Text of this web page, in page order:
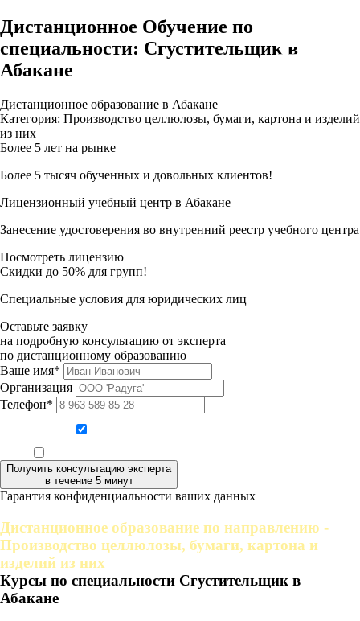
Дистанционное Обучение по
специальности: Сгустительщик в
Абакане
Дистанционное образование в Абакане
Категория: Производство целлюлозы, бумаги, картона и изделий
из них
Более 5 лет на рынке
Более 5 тысяч обученных и довольных клиентов!
Лицензионный учебный центр в Абакане
Занесение удостоверения во внутренний реестр учебного центра
Посмотреть лицензию
Скидки до 50% для групп!
Специальные условия для юридических лиц
Оставьте заявку
на подробную консультацию от эксперта
по дистанционному образованию
Ваше имя*
Организация
Телефон*
Получить консультацию эксперта
в течение 5 минут
Гарантия конфиденциальности ваших данных
Дистанционное образование по направлению -
Производство целлюлозы, бумаги, картона и
изделий из них
Курсы по специальности Сгустительщик в
Абакане